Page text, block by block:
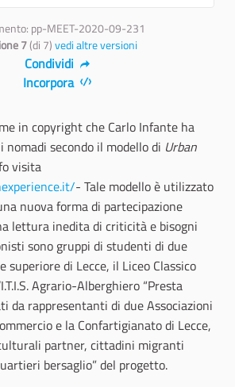
pp-MEET-2020-09-231
7(di 7)vedi altre versioni
Condividi
Incorpora
in copyright che Carlo Infante ha
nomadi secondo il modello di Urban
visita
- Tale modello è utilizzato
nuova forma di partecipazione
lettura inedita di criticità e bisogni
sono gruppi di studenti di due
di Lecce, il Liceo Classico
Agrario-Alberghiero “Presta
da rappresentanti di due Associazioni
e la Confartigianato di Lecce,
partner, cittadini migranti
bersaglio” del progetto.